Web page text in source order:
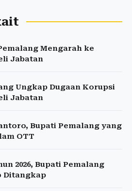
Mengarah ke
Jabatan
Ungkap Dugaan Korupsi
Jabatan
Bupati Pemalang yang
OTT
2026, Bupati Pemalang
Ditangkap